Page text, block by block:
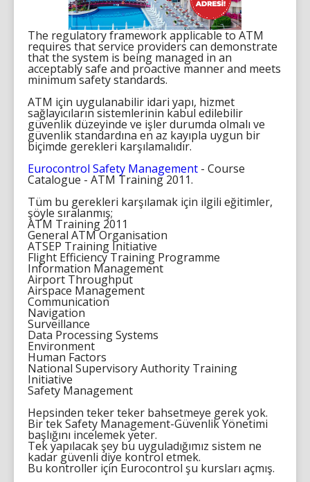
The regulatory framework applicable to ATM
requires that service providers can demonstrate
that the system is being managed in an
acceptably safe and proactive manner and meets
minimum safety standards.
ATM için uygulanabilir idari yapı, hizmet
sağlayıcıların sistemlerinin kabul edilebilir
güvenlik düzeyinde ve işler durumda olmalı ve
güvenlik standardına en az kayıpla uygun bir
biçimde gerekleri karşılamalıdır.
Eurocontrol Safety Management - Course
Catalogue - ATM Training 2011.
Tüm bu gerekleri karşılamak için ilgili eğitimler,
şöyle sıralanmış;
ATM Training 2011
General ATM Organisation
ATSEP Training Initiative
Flight Efficiency Training Programme
Information Management
Airport Throughput
Airspace Management
Communication
Navigation
Surveillance
Data Processing Systems
Environment
Human Factors
National Supervisory Authority Training
Initiative
Safety Management
Hepsinden teker teker bahsetmeye gerek yok.
Bir tek Safety Management-Güvenlik Yönetimi
başlığını incelemek yeter.
Tek yapılacak şey bu uyguladığımız sistem ne
kadar güvenli diye kontrol etmek.
Bu kontroller için Eurocontrol şu kursları açmış.